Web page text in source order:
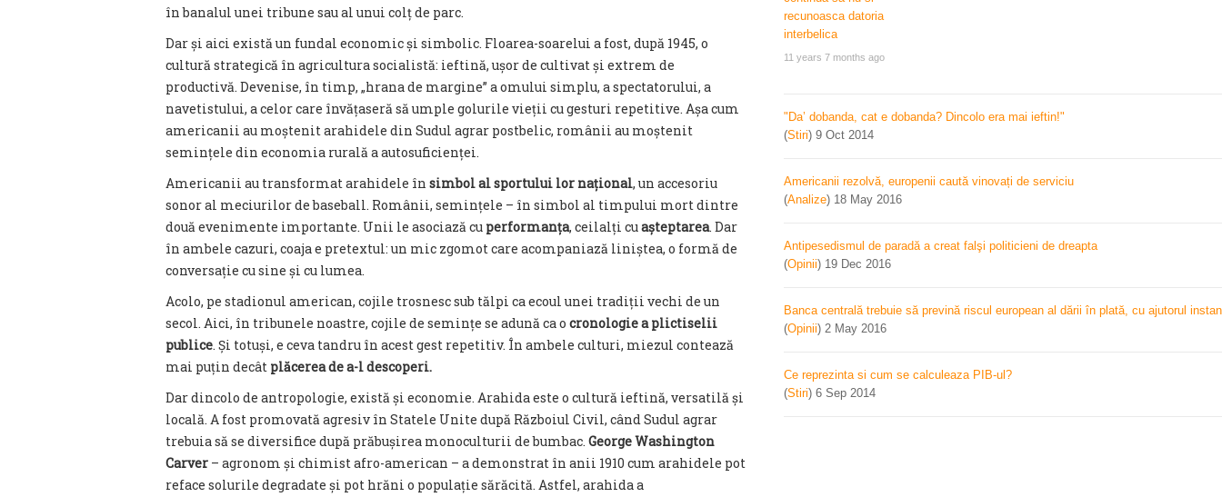
în banalul unei tribune sau al unui colț de parc.
Dar și aici există un fundal economic și simbolic. Floarea-soarelui a fost, după 1945, o
cultură strategică în agricultura socialistă: ieftină, ușor de cultivat și extrem de
productivă. Devenise, în timp, „hrana de margine” a omului simplu, a spectatorului, a
navetistului, a celor care învățaseră să umple golurile vieții cu gesturi repetitive. Așa cum
americanii au moștenit arahidele din Sudul agrar postbelic, românii au moștenit
semințele din economia rurală a autosuficienței.
Americanii au transformat arahidele în simbol al sportului lor național, un accesoriu
sonor al meciurilor de baseball. Românii, semințele – în simbol al timpului mort dintre
două evenimente importante. Unii le asociază cu performanța, ceilalți cuașteptarea. Dar
în ambele cazuri, coaja e pretextul: un mic zgomot care acompaniază liniștea, o formă de
conversație cu sine și cu lumea.
Acolo, pe stadionul american, cojile trosnesc sub tălpi ca ecoul unei tradiții vechi de un
secol. Aici, în tribunele noastre, cojile de semințe se adună ca o cronologie a plictiselii
publice. Și totuși, e ceva tandru în acest gest repetitiv. În ambele culturi, miezul contează
mai puțin decât plăcerea de a-l descoperi.
Dar dincolo de antropologie, există și economie. Arahida este o cultură ieftină, versatilă și
locală. A fost promovată agresiv în Statele Unite după Războiul Civil, când Sudul agrar
trebuia să se diversifice după prăbușirea monoculturii de bumbac. George Washington
Carver – agronom și chimist afro-american – a demonstrat în anii 1910 cum arahidele pot
reface solurile degradate și pot hrăni o populație sărăcită. Astfel, arahida a
11 years 7 months ago
"Da’ dobanda, cat e dobanda? Dincolo era mai ieftin!"
(Stiri) 9 Oct 2014
Americanii rezolvă, europenii caută vinovați de serviciu
(Analize) 18 May 2016
Antipesedismul de paradă a creat falşi politicieni de dreapta
(Opinii) 19 Dec 2016
Banca centrală trebuie să prevină riscul european al dării în plată, cu ajutorul
(Opinii) 2 May 2016
Ce reprezinta si cum se calculeaza PIB-ul?
(Stiri) 6 Sep 2014